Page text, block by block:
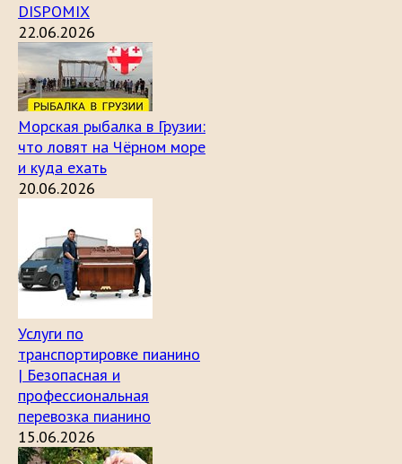
DISPOMIX
22.06.2026
Морская рыбалка в Грузии:
что ловят на Чёрном море
и куда ехать
20.06.2026
Услуги по
транспортировке пианино
| Безопасная и
профессиональная
перевозка пианино
15.06.2026